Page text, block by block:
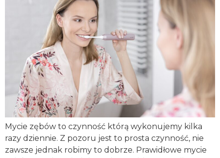
Mycie zębów to czynność którą wykonujemy kilka
razy dziennie. Z pozoru jest to prosta czynność, nie
zawsze jednak robimy to dobrze. Prawidłowe mycie